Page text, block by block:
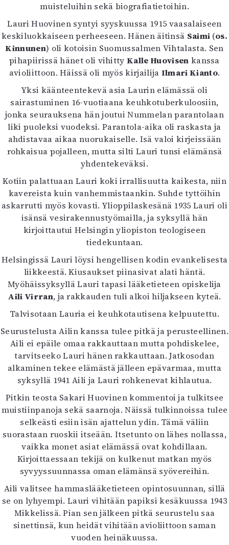
4/2026
2–3/2026
1/2026
6/2025
5/2025 saame
5/2025
Lehtiarkisto
Info
Tilaus ja irtonumerot
Yhteistyössä
Toimitus
Mediatiedot
muisteluihin sekä biografiatietoihin.
Lauri Huovinen syntyi syyskuussa 1915 vaasalaiseen
keskiluokkaiseen perheeseen. Hänen äitinsä Saimi (os.
Kinnunen) oli kotoisin Suomussalmen Vihtalasta. Sen
pihapiirissä hänet oli vihittyKalle Huovisen kanssa
avioliittoon. Häissä oli myös kirjailija Ilmari Kianto.
Yksi käänteentekevä asia Laurin elämässä oli
sairastuminen 16-vuotiaana keuhkotuberkuloosiin,
jonka seurauksena hän joutui Nummelan parantolaan
liki puoleksi vuodeksi. Parantola-aika oli raskasta ja
ahdistavaa aikaa nuorukaiselle. Isä valoi kirjeissään
rohkaisua pojalleen, mutta silti Lauri tunsi elämänsä
yhdentekeväksi.
Kotiin palattuaan Lauri koki irrallisuutta kaikesta, niin
kavereista kuin vanhemmistaankin. Suhde tyttöihin
askarrutti myös kovasti. Ylioppilaskesänä 1935 Lauri oli
isänsä vesirakennustyömailla, ja syksyllä hän
kirjoittautui Helsingin yliopiston teologiseen
tiedekuntaan.
Helsingissä Lauri löysi hengellisen kodin evankelisesta
liikkeestä. Kiusaukset piinasivat alati häntä.
Myöhäissyksyllä Lauri tapasi lääketieteen opiskelija
Aili Virran, ja rakkauden tuli alkoi hiljakseen kyteä.
Talvisotaan Lauria ei keuhkotautisena kelpuutettu.
Seurustelusta Ailin kanssa tulee pitkä ja perusteellinen.
Aili ei epäile omaa rakkauttaan mutta pohdiskelee,
tarvitseeko Lauri hänen rakkauttaan. Jatkosodan
alkaminen tekee elämästä jälleen epävarmaa, mutta
syksyllä 1941 Aili ja Lauri rohkenevat kihlautua.
Pitkin teosta Sakari Huovinen kommentoi ja tulkitsee
muistiinpanoja sekä saarnoja. Näissä tulkinnoissa tulee
selkeästi esiin isän ajattelun ydin. Tämä väliin
suorastaan ruoskii itseään. Itsetunto on lähes nollassa,
vaikka monet asiat elämässä ovat kohdillaan.
Kirjoittaessaan tekijä on kulkenut matkan myös
syvyyssuunnassa oman elämänsä syövereihin.
Aili valitsee hammaslääketieteen opintosuunnan, sillä
se on lyhyempi. Lauri vihitään papiksi kesäkuussa 1943
Mikkelissä. Pian sen jälkeen pitkä seurustelu saa
sinettinsä, kun heidät vihitään avioliittoon saman
vuoden heinäkuussa.